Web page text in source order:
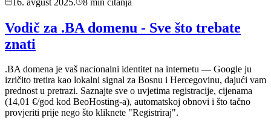
Vodič za .BA domenu - Sve što trebate
znati
.BA domena je vaš nacionalni identitet na internetu — Google ju
izričito tretira kao lokalni signal za Bosnu i Hercegovinu, dajući vam
prednost u pretrazi. Saznajte sve o uvjetima registracije, cijenama
(14,01 €/god kod BeoHosting-a), automatskoj obnovi i što tačno
provjeriti prije nego što kliknete "Registriraj".